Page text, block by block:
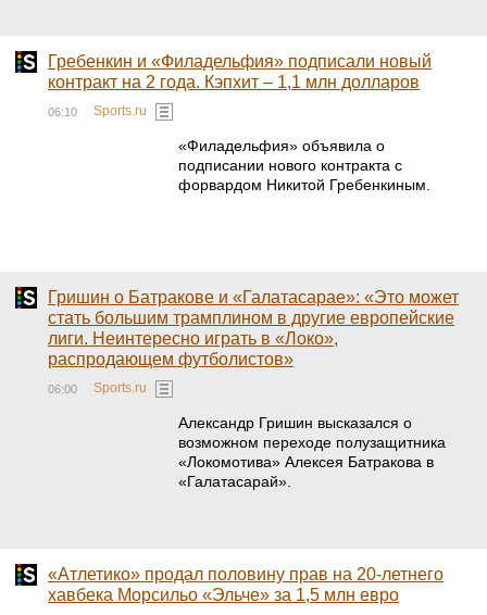
Гребенкин и «Филадельфия» подписали новый
контракт на 2 года. Кэпхит – 1,1 млн долларов
06:10 Sports.ru
«Филадельфия» объявила о
подписании нового контракта с
форвардом Никитой Гребенкиным.
Гришин о Батракове и «Галатасарае»: «Это может
стать большим трамплином в другие европейские
лиги. Неинтересно играть в «Локо»,
распродающем футболистов»
06:00 Sports.ru
Александр Гришин высказался о
возможном переходе полузащитника
«Локомотива» Алексея Батракова в
«Галатасарай».
«Атлетико» продал половину прав на 20-летнего
хавбека Морсильо «Эльче» за 1,5 млн евро